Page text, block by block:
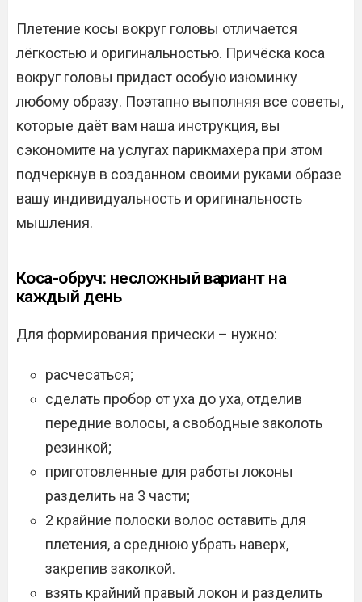
Плетение косы вокруг головы отличается
лёгкостью и оригинальностью. Причёска коса
вокруг головы придаст особую изюминку
любому образу. Поэтапно выполняя все советы,
которые даёт вам наша инструкция, вы
сэкономите на услугах парикмахера при этом
подчеркнув в созданном своими руками образе
вашу индивидуальность и оригинальность
мышления.
Коса-обруч: несложный вариант на
каждый день
Для формирования прически – нужно:
расчесаться;
сделать пробор от уха до уха, отделив
передние волосы, а свободные заколоть
резинкой;
приготовленные для работы локоны
разделить на 3 части;
2 крайние полоски волос оставить для
плетения, а среднюю убрать наверх,
закрепив заколкой.
взять крайний правый локон и разделить